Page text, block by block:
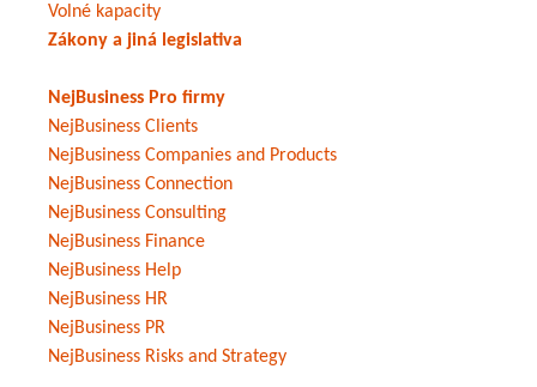
Volné kapacity
Zákony a jiná legislativa
NejBusiness Pro firmy
NejBusiness Clients
NejBusiness Companies and Products
NejBusiness Connection
NejBusiness Consulting
NejBusiness Finance
NejBusiness Help
NejBusiness HR
NejBusiness PR
NejBusiness Risks and Strategy